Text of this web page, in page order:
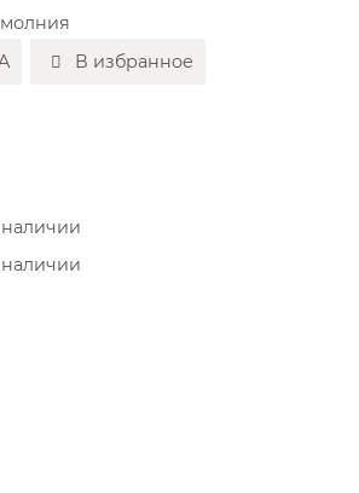
В избранное